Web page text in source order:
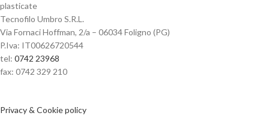
plasticate
Tecnofilo Umbro S.R.L.
Via Fornaci Hoffman, 2/a – 06034 Foligno (PG)
P.Iva: IT00626720544
tel: 0742 23968
fax: 0742 329 210
Privacy & Cookie policy